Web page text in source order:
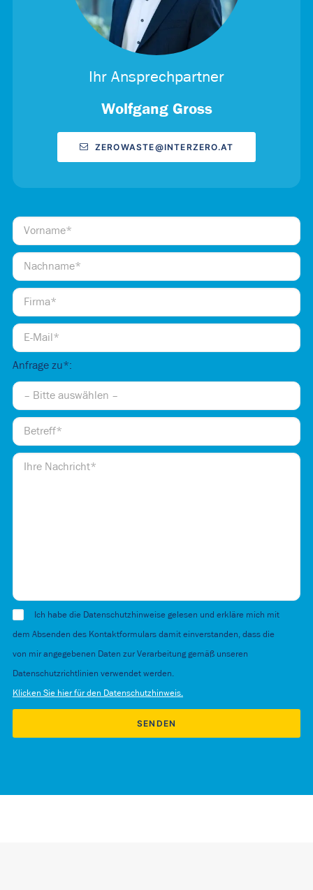
Ihr Ansprechpartner
Wolfgang Gross
ZEROWASTE@INTERZERO.AT
Anfrage zu*:
Ich habe die Datenschutzhinweise gelesen und erkläre mich mit
dem Absenden des Kontaktformulars damit einverstanden, dass die
von mir angegebenen Daten zur Verarbeitung gemäß unseren
Datenschutzrichtlinien verwendet werden.
Klicken Sie hier für den Datenschutzhinweis.